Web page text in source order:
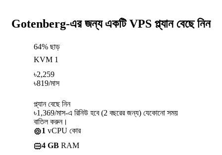
Gotenberg-এর জন্য একটি VPS প্ল্যান বেছে নিন
64% ছাড়
KVM 1
৳2,259
৳819/মাস
প্ল্যান বেছে নিন
৳1,369/মাস-এ রিনিউ হবে (2 বছরের জন্য) যেকোনো সময়
বাতিল করুন।
1 vCPU কোর
4 GB RAM